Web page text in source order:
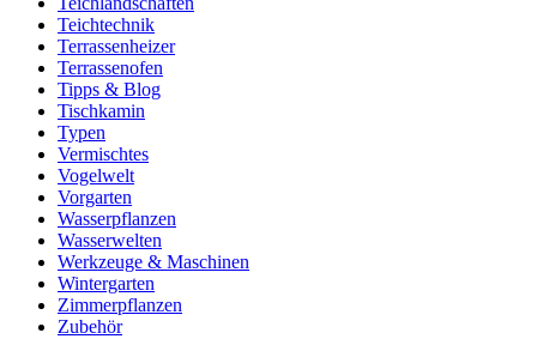
Teichtechnik
Terrassenheizer
Terrassenofen
Tipps & Blog
Tischkamin
Typen
Vermischtes
Vogelwelt
Vorgarten
Wasserpflanzen
Wasserwelten
Werkzeuge & Maschinen
Wintergarten
Zimmerpflanzen
Zubehör